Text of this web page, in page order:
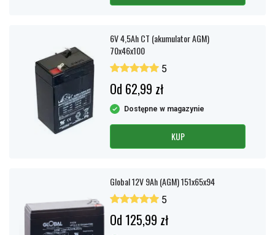
6V 4,5Ah CT (akumulator AGM)
70x46x100
5
Od 62,99 zł
Dostępne w magazynie
KUP
Global 12V 9Ah (AGM) 151x65x94
5
Od 125,99 zł